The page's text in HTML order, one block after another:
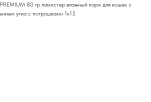
80 гр ламистер влажный корм для кошек с
утка с потрошками 1х15